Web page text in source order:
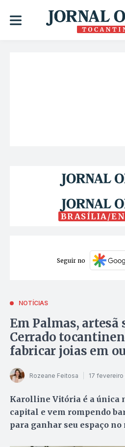
BRASÍLIA/
Seguir no
NOTÍCIAS
Em Palmas, artesã
Cerrado
fabricar joias em
Rozeane Feitosa 17 fevereiro
Karolline Vitória é a única
capital e vem rompendo
para ganhar seu espaço